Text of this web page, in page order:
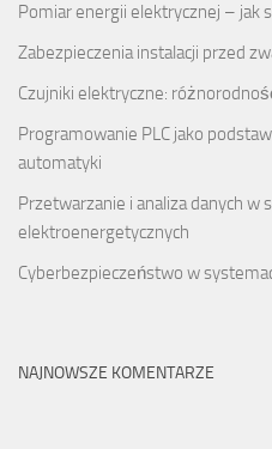
Pomiar energii elektrycznej – jak
Zabezpieczenia instalacji przed
Czujniki elektryczne:
Programowanie PLC jako
automatyki
Przetwarzanie i analiza danych w
elektroenergetycznych
Cyberbezpieczeństwo w
NAJNOWSZE KOMENTARZE